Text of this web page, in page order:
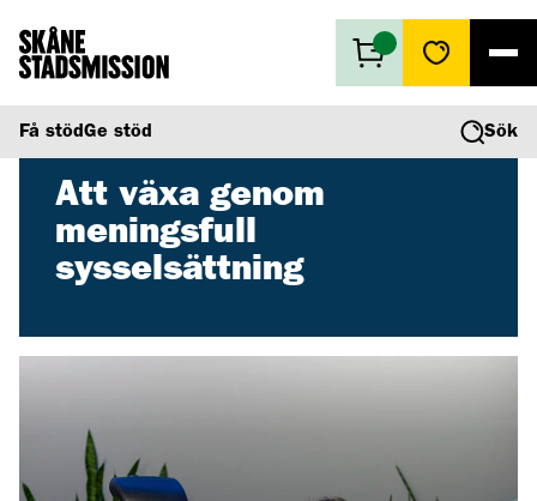
Få stödGe stöd Sök
Få stöd
Ge stöd
Vad vi gör
Second hand
Om oss
Att växa genom
meningsfull
sysselsättning